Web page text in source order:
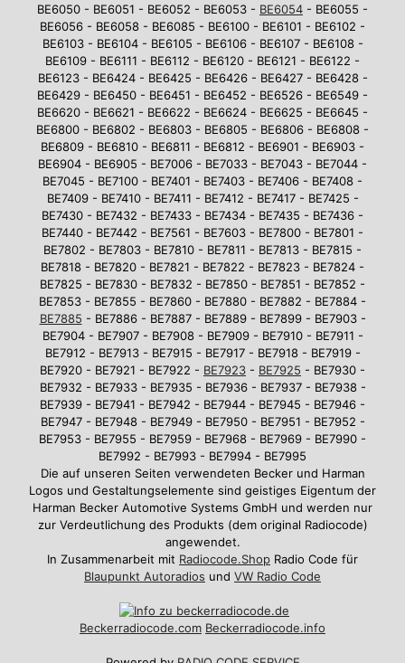
BE6050 - BE6051 - BE6052 - BE6053 - BE6054 - BE6055 -
BE6056 - BE6058 - BE6085 - BE6100 - BE6101 - BE6102 -
BE6103 - BE6104 - BE6105 - BE6106 - BE6107 - BE6108 -
BE6109 - BE6111 - BE6112 - BE6120 - BE6121 - BE6122 -
BE6123 - BE6424 - BE6425 - BE6426 - BE6427 - BE6428 -
BE6429 - BE6450 - BE6451 - BE6452 - BE6526 - BE6549 -
BE6620 - BE6621 - BE6622 - BE6624 - BE6625 - BE6645 -
BE6800 - BE6802 - BE6803 - BE6805 - BE6806 - BE6808 -
BE6809 - BE6810 - BE6811 - BE6812 - BE6901 - BE6903 -
BE6904 - BE6905 - BE7006 - BE7033 - BE7043 - BE7044 -
BE7045 - BE7100 - BE7401 - BE7403 - BE7406 - BE7408 -
BE7409 - BE7410 - BE7411 - BE7412 - BE7417 - BE7425 -
BE7430 - BE7432 - BE7433 - BE7434 - BE7435 - BE7436 -
BE7440 - BE7442 - BE7561 - BE7603 - BE7800 - BE7801 -
BE7802 - BE7803 - BE7810 - BE7811 - BE7813 - BE7815 -
BE7818 - BE7820 - BE7821 - BE7822 - BE7823 - BE7824 -
BE7825 - BE7830 - BE7832 - BE7850 - BE7851 - BE7852 -
BE7853 - BE7855 - BE7860 - BE7880 - BE7882 - BE7884 -
BE7885 - BE7886 - BE7887 - BE7889 - BE7899 - BE7903 -
BE7904 - BE7907 - BE7908 - BE7909 - BE7910 - BE7911 -
BE7912 - BE7913 - BE7915 - BE7917 - BE7918 - BE7919 -
BE7920 - BE7921 - BE7922 - BE7923 - BE7925 - BE7930 -
BE7932 - BE7933 - BE7935 - BE7936 - BE7937 - BE7938 -
BE7939 - BE7941 - BE7942 - BE7944 - BE7945 - BE7946 -
BE7947 - BE7948 - BE7949 - BE7950 - BE7951 - BE7952 -
BE7953 - BE7955 - BE7959 - BE7968 - BE7969 - BE7990 -
BE7992 - BE7993 - BE7994 - BE7995
Die auf unseren Seiten verwendeten Becker und Harman
Logos und Gestaltungselemente sind geistiges Eigentum der
Harman Becker Automotive Systems GmbH und werden nur
zur Verdeutlichung des Produkts (dem original Radiocode)
angewendet.
In Zusammenarbeit mit Radiocode.Shop Radio Code für
Blaupunkt Autoradios und VW Radio Code
Beckerradiocode.com Beckerradiocode.info